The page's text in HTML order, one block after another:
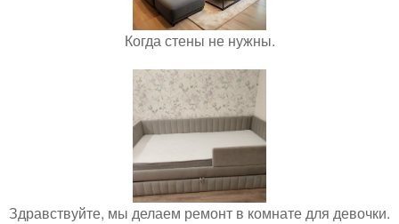
Когда стены не нужны.
Здравствуйте, мы делаем ремонт в комнате для девочки.